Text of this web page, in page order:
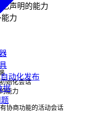
动化发布
据
声明的能力
力
始化会话
能力
商功能的活动会话